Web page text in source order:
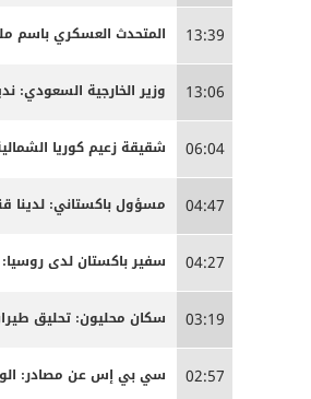
13:39 المتحدث العسكري باسم
13:06 وزير الخارجية السعودي:
06:04 شقيقة زعيم كوريا
04:47 مسؤول باكستاني: لدينا
04:27 سفير باكستان لدى
03:19 سكان محليون: تحليق
02:57 سي بي إس عن مصادر: